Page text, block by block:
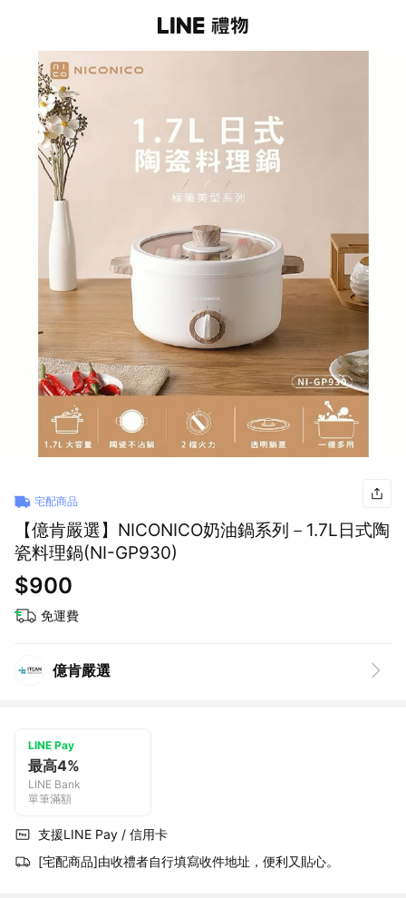
宅配商品
【億肯嚴選】NICONICO奶油鍋系列－1.7L日式陶
瓷料理鍋(NI-GP930)
$900
免運費
億肯嚴選
LINE Pay
最高4%
LINE Bank
單筆滿額
支援LINE Pay / 信用卡
[宅配商品]由收禮者自行填寫收件地址，便利又貼心。